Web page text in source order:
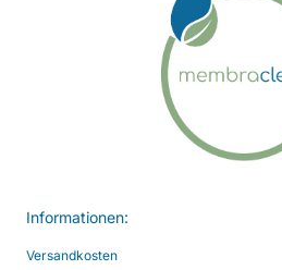
Informationen:
Versandkosten